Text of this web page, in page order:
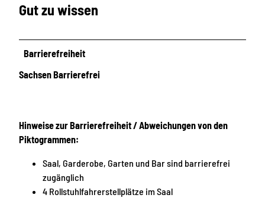
Gut zu wissen
Barrierefreiheit
Sachsen Barrierefrei
Hinweise zur Barrierefreiheit / Abweichungen von den
Piktogrammen:
Saal, Garderobe, Garten und Bar sind barrierefrei
zugänglich
4 Rollstuhlfahrerstellplätze im Saal